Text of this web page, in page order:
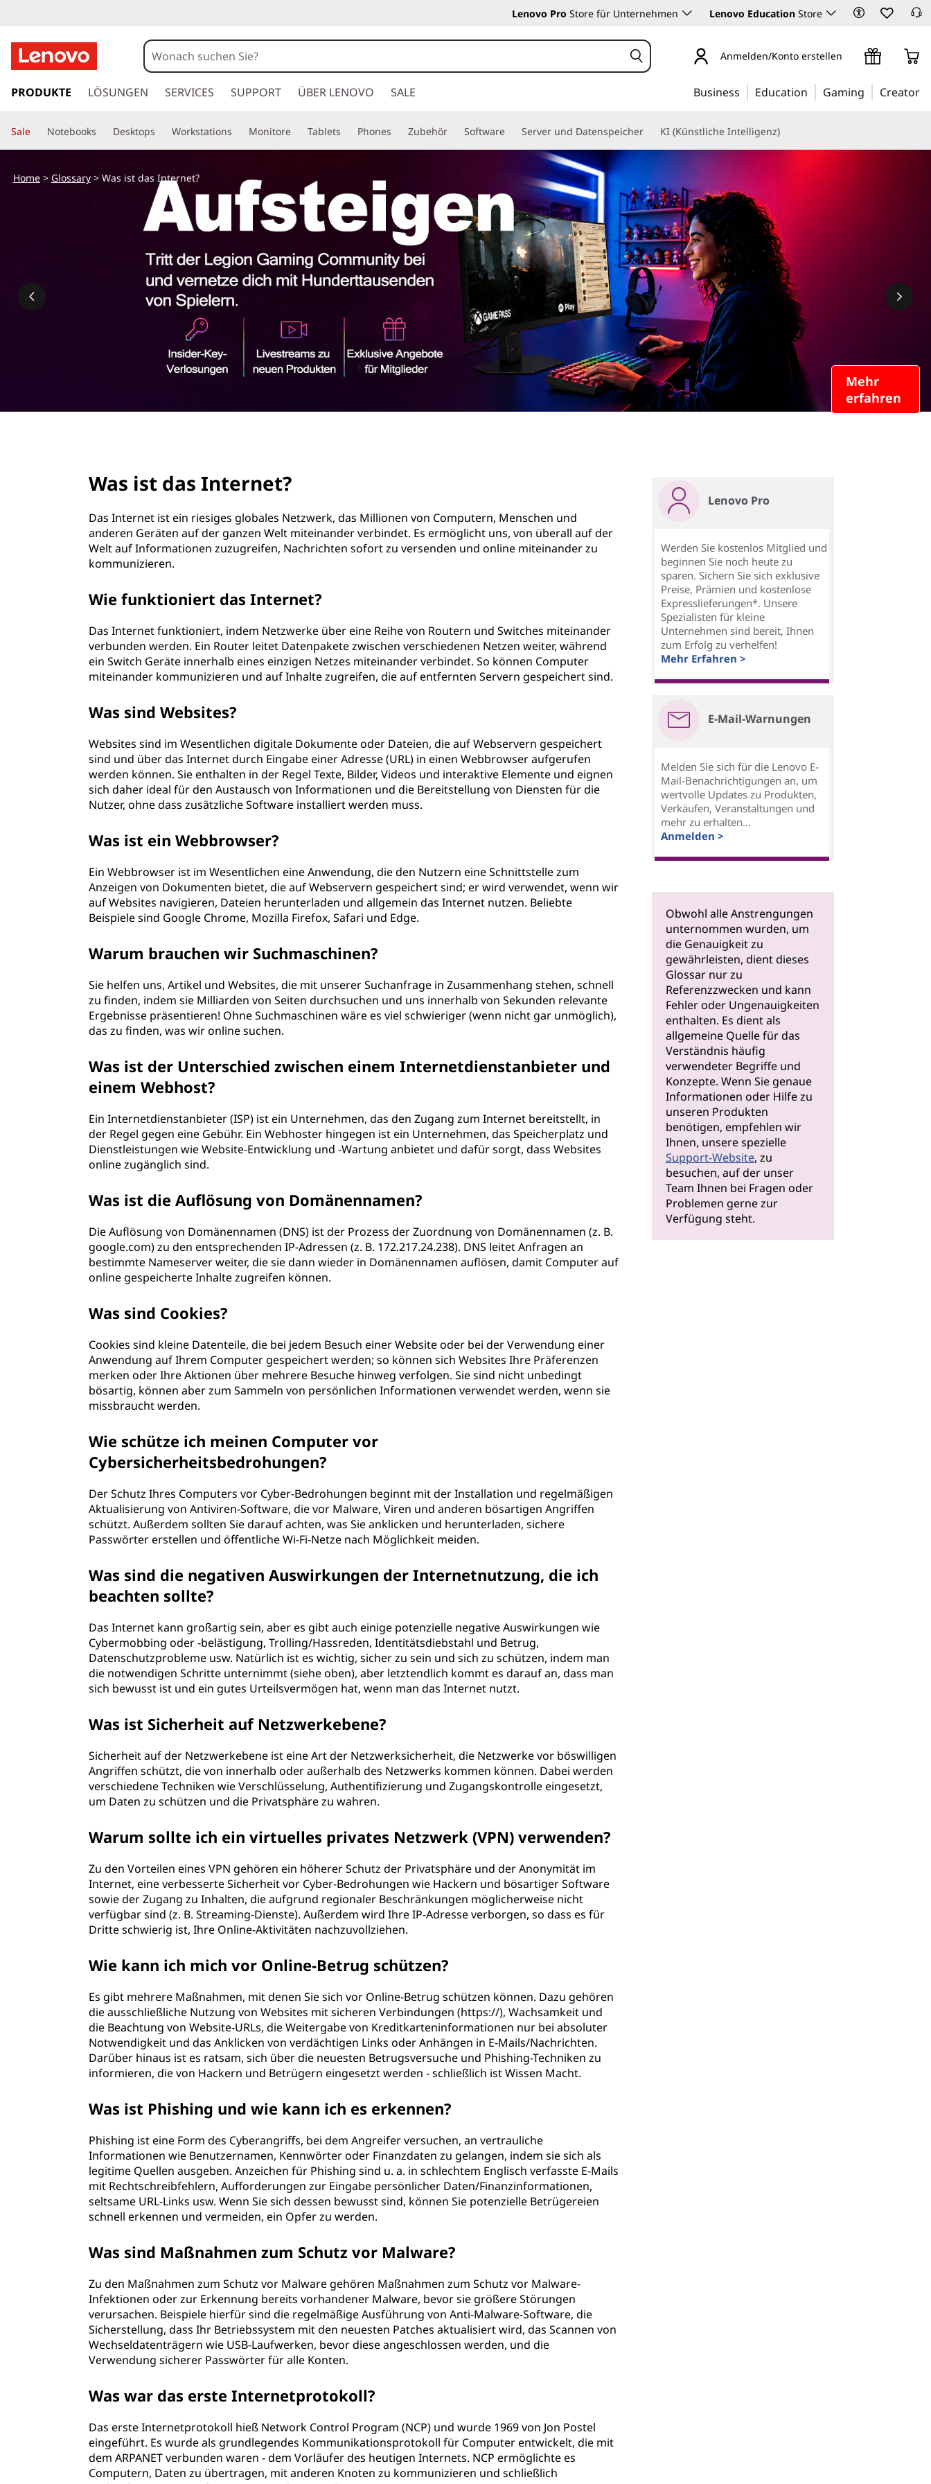
Lenovo Pro Store für Unternehmen Lenovo Education Store
u
a
u
t
Anmelden/Konto erstellen
PRODUKTE LÖSUNGEN SERVICES SUPPORT ÜBER LENOVO SALE Business Education Gaming Creator
Sale Notebooks Desktops Workstations Monitore Tablets Phones Zubehör Software Server und Datenspeicher KI (Künstliche Intelligenz)
Mehr
erfahren
Home> Glossary> Was ist das Internet?
Was ist das Internet?
Das Internet ist ein riesiges globales Netzwerk, das Millionen von Computern, Menschen und
anderen Geräten auf der ganzen Welt miteinander verbindet. Es ermöglicht uns, von überall auf der
Welt auf Informationen zuzugreifen, Nachrichten sofort zu versenden und online miteinander zu
kommunizieren.
Wie funktioniert das Internet?
Das Internet funktioniert, indem Netzwerke über eine Reihe von Routern und Switches miteinander
verbunden werden. Ein Router leitet Datenpakete zwischen verschiedenen Netzen weiter, während
ein Switch Geräte innerhalb eines einzigen Netzes miteinander verbindet. So können Computer
miteinander kommunizieren und auf Inhalte zugreifen, die auf entfernten Servern gespeichert sind.
Was sind Websites?
Websites sind im Wesentlichen digitale Dokumente oder Dateien, die auf Webservern gespeichert
sind und über das Internet durch Eingabe einer Adresse (URL) in einen Webbrowser aufgerufen
werden können. Sie enthalten in der Regel Texte, Bilder, Videos und interaktive Elemente und eignen
sich daher ideal für den Austausch von Informationen und die Bereitstellung von Diensten für die
Nutzer, ohne dass zusätzliche Software installiert werden muss.
Was ist ein Webbrowser?
Ein Webbrowser ist im Wesentlichen eine Anwendung, die den Nutzern eine Schnittstelle zum
Anzeigen von Dokumenten bietet, die auf Webservern gespeichert sind; er wird verwendet, wenn wir
auf Websites navigieren, Dateien herunterladen und allgemein das Internet nutzen. Beliebte
Beispiele sind Google Chrome, Mozilla Firefox, Safari und Edge.
Warum brauchen wir Suchmaschinen?
Sie helfen uns, Artikel und Websites, die mit unserer Suchanfrage in Zusammenhang stehen, schnell
zu finden, indem sie Milliarden von Seiten durchsuchen und uns innerhalb von Sekunden relevante
Ergebnisse präsentieren! Ohne Suchmaschinen wäre es viel schwieriger (wenn nicht gar unmöglich),
das zu finden, was wir online suchen.
Was ist der Unterschied zwischen einem Internetdienstanbieter und
einem Webhost?
Ein Internetdienstanbieter (ISP) ist ein Unternehmen, das den Zugang zum Internet bereitstellt, in
der Regel gegen eine Gebühr. Ein Webhoster hingegen ist ein Unternehmen, das Speicherplatz und
Dienstleistungen wie Website-Entwicklung und -Wartung anbietet und dafür sorgt, dass Websites
online zugänglich sind.
Was ist die Auflösung von Domänennamen?
Die Auflösung von Domänennamen (DNS) ist der Prozess der Zuordnung von Domänennamen (z. B.
google.com) zu den entsprechenden IP-Adressen (z. B. 172.217.24.238). DNS leitet Anfragen an
bestimmte Nameserver weiter, die sie dann wieder in Domänennamen auflösen, damit Computer auf
online gespeicherte Inhalte zugreifen können.
Was sind Cookies?
Cookies sind kleine Datenteile, die bei jedem Besuch einer Website oder bei der Verwendung einer
Anwendung auf Ihrem Computer gespeichert werden; so können sich Websites Ihre Präferenzen
merken oder Ihre Aktionen über mehrere Besuche hinweg verfolgen. Sie sind nicht unbedingt
bösartig, können aber zum Sammeln von persönlichen Informationen verwendet werden, wenn sie
missbraucht werden.
Wie schütze ich meinen Computer vor
Cybersicherheitsbedrohungen?
Der Schutz Ihres Computers vor Cyber-Bedrohungen beginnt mit der Installation und regelmäßigen
Aktualisierung von Antiviren-Software, die vor Malware, Viren und anderen bösartigen Angriffen
schützt. Außerdem sollten Sie darauf achten, was Sie anklicken und herunterladen, sichere
Passwörter erstellen und öffentliche Wi-Fi-Netze nach Möglichkeit meiden.
Was sind die negativen Auswirkungen der Internetnutzung, die ich
beachten sollte?
Das Internet kann großartig sein, aber es gibt auch einige potenzielle negative Auswirkungen wie
Cybermobbing oder -belästigung, Trolling/Hassreden, Identitätsdiebstahl und Betrug,
Datenschutzprobleme usw. Natürlich ist es wichtig, sicher zu sein und sich zu schützen, indem man
die notwendigen Schritte unternimmt (siehe oben), aber letztendlich kommt es darauf an, dass man
sich bewusst ist und ein gutes Urteilsvermögen hat, wenn man das Internet nutzt.
Was ist Sicherheit auf Netzwerkebene?
Sicherheit auf der Netzwerkebene ist eine Art der Netzwerksicherheit, die Netzwerke vor böswilligen
Angriffen schützt, die von innerhalb oder außerhalb des Netzwerks kommen können. Dabei werden
verschiedene Techniken wie Verschlüsselung, Authentifizierung und Zugangskontrolle eingesetzt,
um Daten zu schützen und die Privatsphäre zu wahren.
Warum sollte ich ein virtuelles privates Netzwerk (VPN) verwenden?
Zu den Vorteilen eines VPN gehören ein höherer Schutz der Privatsphäre und der Anonymität im
Internet, eine verbesserte Sicherheit vor Cyber-Bedrohungen wie Hackern und bösartiger Software
sowie der Zugang zu Inhalten, die aufgrund regionaler Beschränkungen möglicherweise nicht
verfügbar sind (z. B. Streaming-Dienste). Außerdem wird Ihre IP-Adresse verborgen, so dass es für
Dritte schwierig ist, Ihre Online-Aktivitäten nachzuvollziehen.
Wie kann ich mich vor Online-Betrug schützen?
Es gibt mehrere Maßnahmen, mit denen Sie sich vor Online-Betrug schützen können. Dazu gehören
die ausschließliche Nutzung von Websites mit sicheren Verbindungen (https://), Wachsamkeit und
die Beachtung von Website-URLs, die Weitergabe von Kreditkarteninformationen nur bei absoluter
Notwendigkeit und das Anklicken von verdächtigen Links oder Anhängen in E-Mails/Nachrichten.
Darüber hinaus ist es ratsam, sich über die neuesten Betrugsversuche und Phishing-Techniken zu
informieren, die von Hackern und Betrügern eingesetzt werden - schließlich ist Wissen Macht.
Was ist Phishing und wie kann ich es erkennen?
Phishing ist eine Form des Cyberangriffs, bei dem Angreifer versuchen, an vertrauliche
Informationen wie Benutzernamen, Kennwörter oder Finanzdaten zu gelangen, indem sie sich als
legitime Quellen ausgeben. Anzeichen für Phishing sind u. a. in schlechtem Englisch verfasste E-Mails
mit Rechtschreibfehlern, Aufforderungen zur Eingabe persönlicher Daten/Finanzinformationen,
seltsame URL-Links usw. Wenn Sie sich dessen bewusst sind, können Sie potenzielle Betrügereien
schnell erkennen und vermeiden, ein Opfer zu werden.
Was sind Maßnahmen zum Schutz vor Malware?
Zu den Maßnahmen zum Schutz vor Malware gehören Maßnahmen zum Schutz vor Malware-
Infektionen oder zur Erkennung bereits vorhandener Malware, bevor sie größere Störungen
verursachen. Beispiele hierfür sind die regelmäßige Ausführung von Anti-Malware-Software, die
Sicherstellung, dass Ihr Betriebssystem mit den neuesten Patches aktualisiert wird, das Scannen von
Wechseldatenträgern wie USB-Laufwerken, bevor diese angeschlossen werden, und die
Verwendung sicherer Passwörter für alle Konten.
Was war das erste Internetprotokoll?
Das erste Internetprotokoll hieß Network Control Program (NCP) und wurde 1969 von Jon Postel
eingeführt. Es wurde als grundlegendes Kommunikationsprotokoll für Computer entwickelt, die mit
dem ARPANET verbunden waren - dem Vorläufer des heutigen Internets. NCP ermöglichte es
Computern, Daten zu übertragen, mit anderen Knoten zu kommunizieren und schließlich
Lenovo Pro
Werden Sie kostenlos Mitglied und
beginnen Sie noch heute zu
sparen. Sichern Sie sich exklusive
Preise, Prämien und kostenlose
Expresslieferungen*. Unsere
Spezialisten für kleine
Unternehmen sind bereit, Ihnen
zum Erfolg zu verhelfen!
Mehr Erfahren >
E-Mail-Warnungen
Melden Sie sich für die Lenovo E-
Mail-Benachrichtigungen an, um
wertvolle Updates zu Produkten,
Verkäufen, Veranstaltungen und
mehr zu erhalten...
Anmelden >
Obwohl alle Anstrengungen
unternommen wurden, um
die Genauigkeit zu
gewährleisten, dient dieses
Glossar nur zu
Referenzzwecken und kann
Fehler oder Ungenauigkeiten
enthalten. Es dient als
allgemeine Quelle für das
Verständnis häufig
verwendeter Begriffe und
Konzepte. Wenn Sie genaue
Informationen oder Hilfe zu
unseren Produkten
benötigen, empfehlen wir
Ihnen, unsere spezielle
Support-Website, zu
besuchen, auf der unser
Team Ihnen bei Fragen oder
Problemen gerne zur
Verfügung steht.